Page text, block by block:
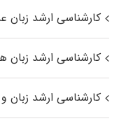
کارشناسی ارشد زبان
کارشناسی ارشد زبان‌
کارشناسی ارشد زبان و